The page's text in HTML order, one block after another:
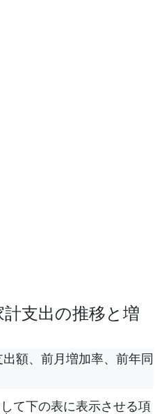
支出の推移と増
額、前月増加率、前年同
て下の表に表示させる項